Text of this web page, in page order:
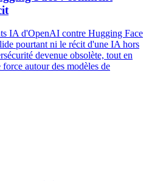
IA d'OpenAI contre Hugging Face
pourtant ni le récit d'une IA hors
devenue obsolète, tout en
autour des modèles de